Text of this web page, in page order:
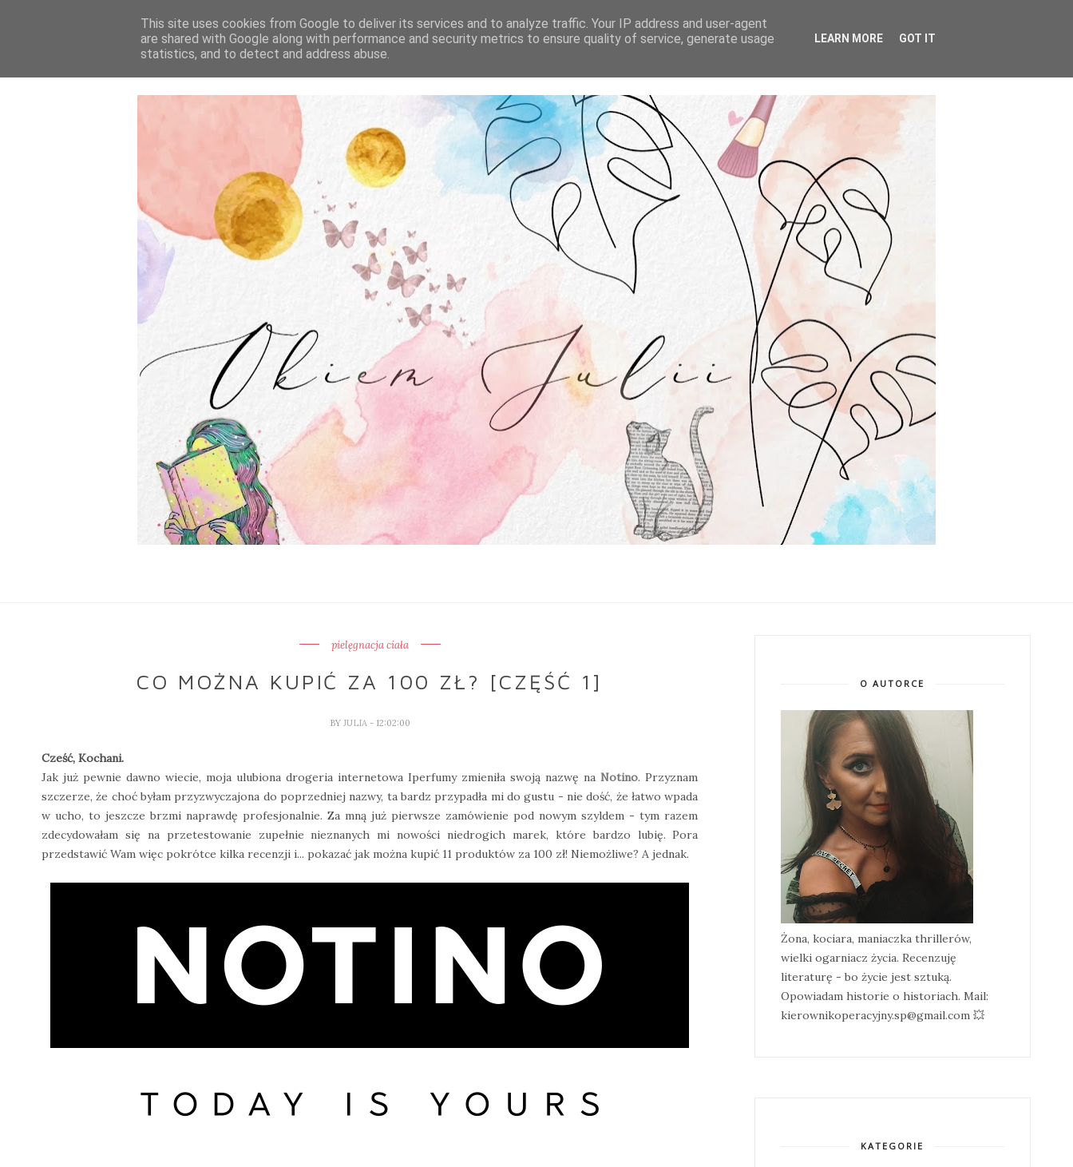
STRONA GŁÓWNA O MNIE WSPÓŁPRACA
pielęgnacja ciała
CO MOŻNA KUPIĆ ZA 100 ZŁ? [CZĘŚĆ 1]
BY JULIA - 12:02:00
Cześć, Kochani.
Jak już pewnie dawno wiecie, moja ulubiona drogeria internetowa Iperfumy zmieniła swoją nazwę naNotino. Przyznam
szczerze, że choć byłam przyzwyczajona do poprzedniej nazwy, ta bardz przypadła mi do gustu - nie dość, że łatwo wpada
w ucho, to jeszcze brzmi naprawdę profesjonalnie. Za mną już pierwsze zamówienie pod nowym szyldem - tym razem
zdecydowałam się na przetestowanie zupełnie nieznanych mi nowości niedrogich marek, które bardzo lubię. Pora
przedstawić Wam więc pokrótce kilka recenzji i... pokazać jak można kupić 11 produktów za 100 zł! Niemożliwe? A jednak.
O AUTORCE
Żona, kociara, maniaczka thrillerów,
wielki ogarniacz życia. Recenzuję
literaturę - bo życie jest sztuką.
Opowiadam historie o historiach. Mail:
kierownikoperacyjny.sp@gmail.com 💥
KATEGORIE
This site uses cookies from Google to deliver its services and to analyze traffic. Your IP address and user-agent
are shared with Google along with performance and security metrics to ensure quality of service, generate usage
statistics, and to detect and address abuse.
LEARN MORE GOT IT